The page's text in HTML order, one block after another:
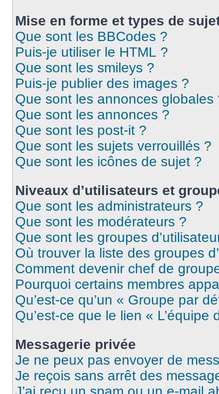
Mise en forme et types de
Que sont les BBCodes ?
Puis-je utiliser le HTML ?
Que sont les smileys ?
Puis-je publier des images ?
Que sont les annonces globales
Que sont les annonces ?
Que sont les post-it ?
Que sont les sujets verrouillés ?
Que sont les icônes de sujet ?
Niveaux d’utilisateurs et
Que sont les administrateurs ?
Que sont les modérateurs ?
Que sont les groupes
Où trouver la liste des groupes
Comment devenir chef de
Pourquoi certains membres
Qu’est-ce qu’un « Groupe par
Qu’est-ce que le lien « L’équipe
Messagerie privée
Je ne peux pas envoyer de
Je reçois sans arrêt des